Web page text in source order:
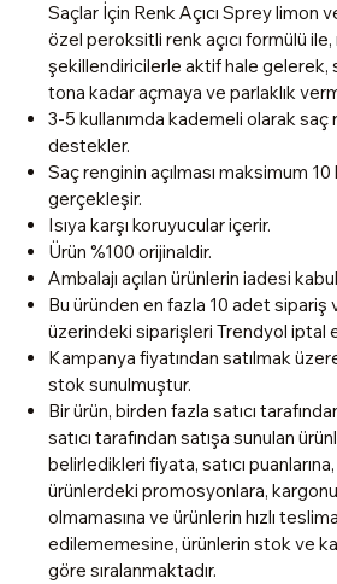
Saçlar İçin Renk Açıcı Sprey limon
özel peroksitli renk açıcı formülü ile,
şekillendiricilerle aktif hale gelerek,
tona kadar açmaya ve parlaklık
3-5 kullanımda kademeli olarak saç
destekler.
Saç renginin açılması maksimum 10
gerçekleşir.
Isıya karşı koruyucular içerir.
Ürün %100 orijinaldir.
Ambalajı açılan ürünlerin iadesi
Bu üründen en fazla 10 adet sipariş
üzerindeki siparişleri Trendyol iptal
Kampanya fiyatından satılmak
stok sunulmuştur.
Bir ürün, birden fazla satıcı
satıcı tarafından satışa sunulan
belirledikleri fiyata, satıcı
ürünlerdeki promosyonlara,
olmamasına ve ürünlerin hızlı
edilememesine, ürünlerin stok ve
göre sıralanmaktadır.